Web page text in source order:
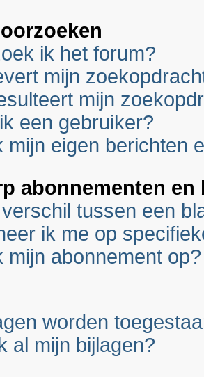
ik het forum?
mijn
mijn
een gebruiker?
mijn eigen berichten
abonnementen en
tussen een
ik me op
mijn abonnement op?
worden
al mijn bijlagen?